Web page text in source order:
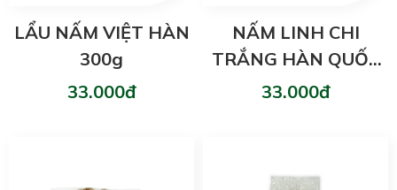
LẨU NẤM VIỆT HÀN
300g
33.000đ
NẤM LINH CHI
TRẮNG HÀN QUỐC
150g
33.000đ